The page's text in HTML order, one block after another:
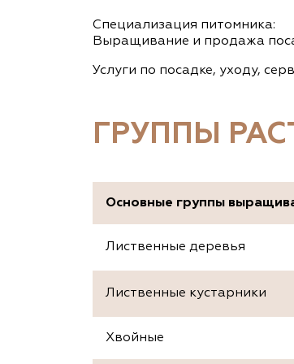
Специализация питомника:
Выращивание и продажа
Услуги по посадке, уходу,
ГРУППЫ
Основные группы
Лиственные деревья
Лиственные кустарники
Хвойные